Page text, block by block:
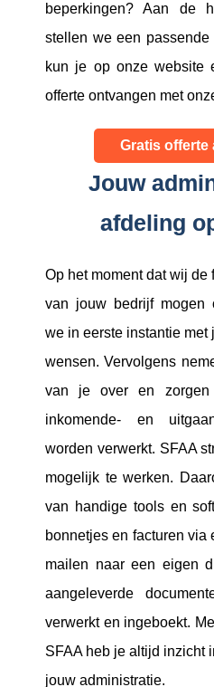
beperkingen? Aan de
stellen we een
kun je op onze website
offerte ontvangen met
Gratis offerte
Jouw
afdeling
Op het moment dat wij
van jouw bedrijf mogen
we in eerste instantie
wensen. Vervolgens
van je over en
inkomende- en
worden verwerkt. SFAA
mogelijk te werken.
van handige tools en
bonnetjes en facturen via
mailen naar een eigen
aangeleverde
verwerkt en ingeboekt.
SFAA heb je altijd inzicht
jouw administratie.